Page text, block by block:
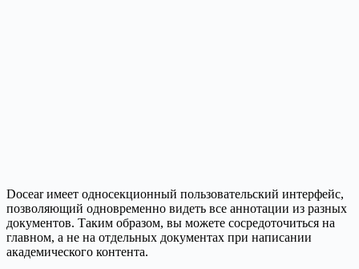
Docear имеет односекционный пользовательский интерфейс,
позволяющий одновременно видеть все аннотации из разных
документов. Таким образом, вы можете сосредоточиться на
главном, а не на отдельных документах при написании
академического контента.